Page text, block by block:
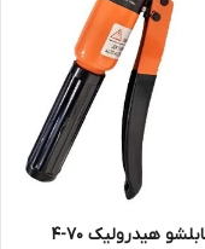
پرس کابلشو هیدرولیک ۷۰-۴